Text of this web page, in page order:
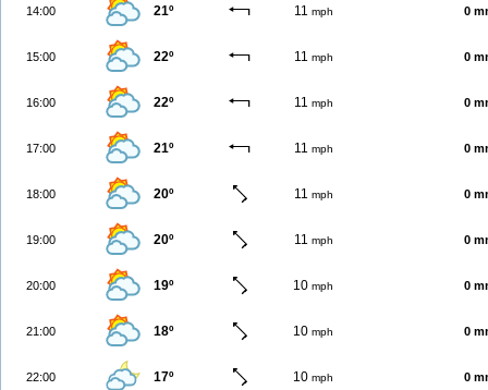
14:00 21º 11 mph 0
15:00 22º 11 mph 0
16:00 22º 11 mph 0
17:00 21º 11 mph 0
18:00 20º 11 mph 0
19:00 20º 11 mph 0
20:00 19º 10 mph 0
21:00 18º 10 mph 0
22:00 17º 10 mph 0